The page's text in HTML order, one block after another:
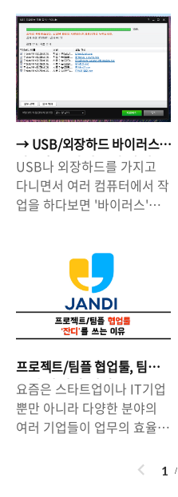
거 리뷰글을 통해서 여러차례
소개했듯이 저는 오래전부터
수디오 제품을 사용하고 있는
데, 이번에 수디오에서 새롭
게 출시한 에트(ETT)는 수디
오 감성의 정점에 이른 제품
이 아닌가하는 생각이 들 정
도입니다. 특히 이번에 출시
된 수디오 에트(Ett)..
롯해서 여러 회사들이 '무선
이어폰'을 선보이고 있는데,
여러 기업들 중에서도 특히,
북유럽 감성을 담은 '수디오
(Sudio)'의 제품을 주목할 만
합니다. 수디오는 지난 몇 년
동안 다양한 종류의 '무선 이
어폰/헤드폰'을 선보여 왔는
데, 최근에는 블루투스5.0 기
능을 탑재한 무선 이어폰
'SUDIO TOLV'를 출시하면
웨덴 감성을 담은 이어폰, 수
디오.수디오는 최신 무선 이
어폰인 TOLV를 출시하면서
2019 토트백 증정 이벤트 +
15% 할인 이벤트를 진행하
고 있다.▶
www.sudio.com▶
www.instagram.com/sudi
osweden ※ 1..
→ USB/외장하드 바이러스
치료 후 폴더 안 보일 때 해
결하는 방법
USB나 외장하드를 가지고
다니면서 여러 컴퓨터에서 작
업을 하다보면 '바이러스'에
을 확인하게되면 '치료'를 하
면 되는데, 문제는 바이러스
치료 후에 USB나 외장하드
의 '폴더'가 보이지 않는다는
것입니다. 숨김 폴더 설정이
되어 있는 것도 아닌데, 폴더
가 사라진(?) 것입니다. 이런
현상이 나타났을 때, 당황할
필요가 없습니다. 간단히 해
결할 수 있으니까요.△ USB
이지 않는 현상이 나타났다.
프로젝트/팀플 협업툴, 팀
즈/슬랙 아닌 '잔디'를 쓰는
이유.
요즘은 스타트업이나 IT기업
뿐만 아니라 다양한 분야의
여러 기업들이 업무의 효율성
고 있습니다. 더욱이 요즘은 이
1